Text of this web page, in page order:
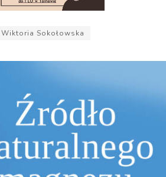
Wiktoria Sokołowska